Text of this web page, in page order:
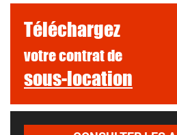
Téléchargez
votre contrat de
sous-location